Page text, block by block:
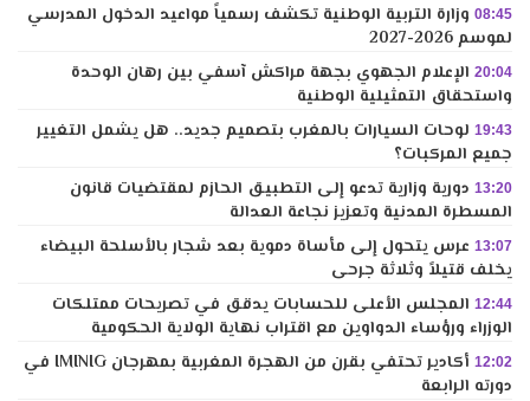
08:45 وزارة التربية الوطنية تكشف رسمياً مواعيد الدخول المدرسي
لموسم 2026-2027
20:04 الإعلام الجهوي بجهة مراكش آسفي بين رهان الوحدة
واستحقاق التمثيلية الوطنية
19:43 لوحات السيارات بالمغرب بتصميم جديد.. هل يشمل التغيير
جميع المركبات؟
13:20 دورية وزارية تدعو إلى التطبيق الحازم لمقتضيات قانون
المسطرة المدنية وتعزيز نجاعة العدالة
13:07 عرس يتحول إلى مأساة دموية بعد شجار بالأسلحة البيضاء
يخلف قتيلاً وثلاثة جرحى
12:44 المجلس الأعلى للحسابات يدقق في تصريحات ممتلكات
الوزراء ورؤساء الدواوين مع اقتراب نهاية الولاية الحكومية
12:02
أكادير تحتفي بقرن من الهجرة المغربية بمهرجان IMINIG في
دورته الرابعة